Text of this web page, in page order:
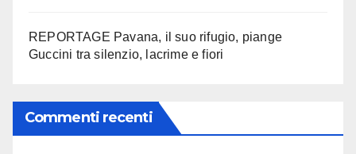
REPORTAGE Pavana, il suo rifugio, piange
Guccini tra silenzio, lacrime e fiori
Commenti recenti